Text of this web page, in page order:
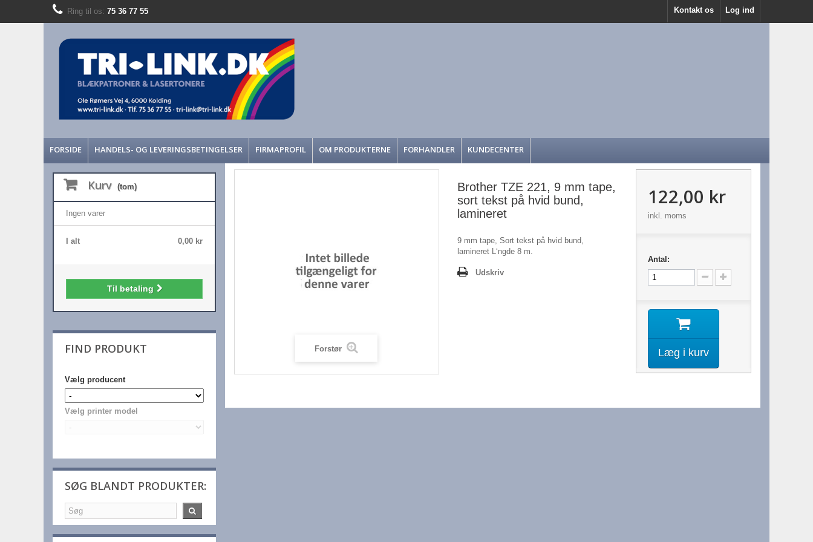
Log ind
Kontakt os
Ring til os: 75 36 77 55
FORSIDE HANDELS- OG LEVERINGSBETINGELSER FIRMAPROFIL OM PRODUKTERNE FORHANDLER KUNDECENTER
Kurv (tom)
Ingen varer
0,00 kr
I alt
Til betaling
FIND PRODUKT
Vælg producent
Vælg printer model
SØG BLANDT PRODUKTER:
Forstør
Brother TZE 221, 9 mm tape,
sort tekst på hvid bund,
lamineret
9 mm tape, Sort tekst på hvid bund,
lamineret L‘ngde 8 m.
Udskriv
122,00 kr
inkl. moms
Antal:
Læg i kurv